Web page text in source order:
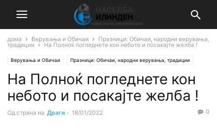
дома Верувања и Обичаи
Празници: Обичаи, народни верувања,
традиции
На Полноќ погледнете кон небото и посакајте желба !
Верувања и Обичаи Празници: Обичаи, народни верувања, традиции
На Полноќ погледнете кон
небото и посакајте желба !
Од страна на Драги - 18/01/2022 0